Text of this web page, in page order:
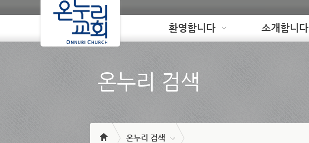
Loading 환영합니다 소개합니다
온누리 검색
온누리 검색